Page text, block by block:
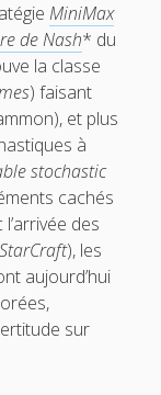
MiniMax
de Nash* du
la classe
) faisant
et plus
à
stochastic
cachés
l’arrivée des
StarCraft), les
aujourd’hui
sur